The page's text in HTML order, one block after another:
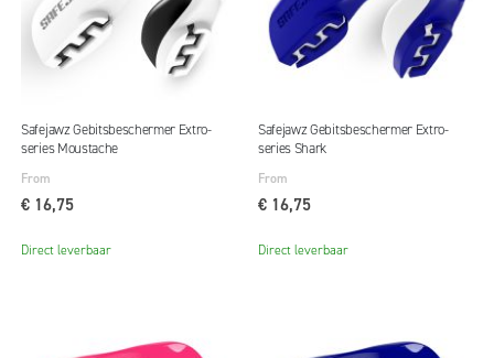
Safejawz Gebitsbeschermer Extro-
series Moustache
From
€ 16,75
Direct leverbaar
Safejawz Gebitsbeschermer Extro-
series Shark
From
€ 16,75
Direct leverbaar